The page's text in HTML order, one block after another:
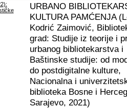
URBANO
KULTURA PAMĆENJA
Kodrić Zaimović,
grad: Studije iz teorije i
urbanog bibliotekarstva i
Baštinske studije: od
do postdigitalne kulture,
Nacionalna i
biblioteka Bosne i
Sarajevo, 2021)